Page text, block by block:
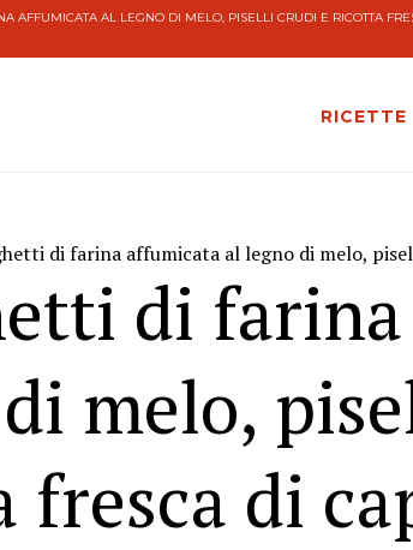
AFFUMICATA AL LEGNO DI MELO, PISELLI CRUDI E RICOTTA
RICETTE
di farina affumicata al legno di melo,
di
melo,
fresca di